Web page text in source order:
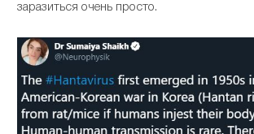
заразиться очень просто.